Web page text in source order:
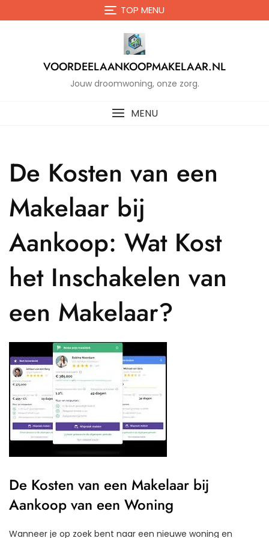
de
TOP MENU
VOORDEELAANKOOPMAKELAAR.NL
Jouw droomwoning, onze zorg.
MENU
De Kosten van een
Makelaar bij
Aankoop: Wat Kost
het Inschakelen van
een Makelaar?
De Kosten van een Makelaar bij
Aankoop van een Woning
Wanneer je op zoek bent naar een nieuwe woning en